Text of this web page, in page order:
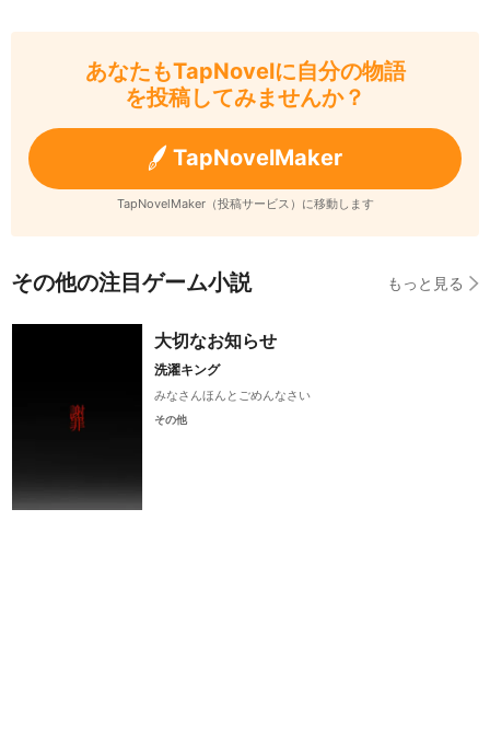
あなたもTapNovelに自分の物語
を投稿してみませんか？
TapNovelMaker
TapNovelMaker（投稿サービス）に移動します
その他の注目ゲーム小説 もっと見る
大切なお知らせ
洗濯キング
みなさんほんとごめんなさい
その他